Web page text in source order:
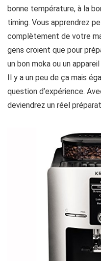
bonne température, à la
timing. Vous apprendrez
complètement de votre
gens croient que pour
un bon moka ou un
Il y a un peu de ça mais
question d’expérience.
deviendrez un réel